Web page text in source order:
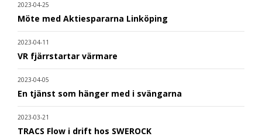
2023-04-25
Möte med Aktiespararna Linköping
2023-04-11
VR fjärrstartar värmare
2023-04-05
En tjänst som hänger med i svängarna
2023-03-21
TRACS Flow i drift hos SWEROCK